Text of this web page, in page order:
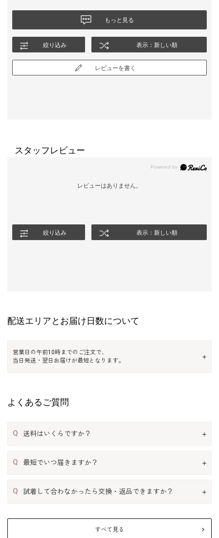
もっと見る
絞り込み 表示：新しい順
レビューを書く
スタッフレビュー
レビューはありません。
絞り込み 表示：新しい順
配送エリアとお届け日数について
営業日の午前10時までのご注文で、
当日発送・翌日お届けが最短となります。
よくあるご質問
Q 送料はいくらですか？
Q 最短でいつ届きますか？
Q 試着して合わなかったら交換・返品できますか？
すべて見る